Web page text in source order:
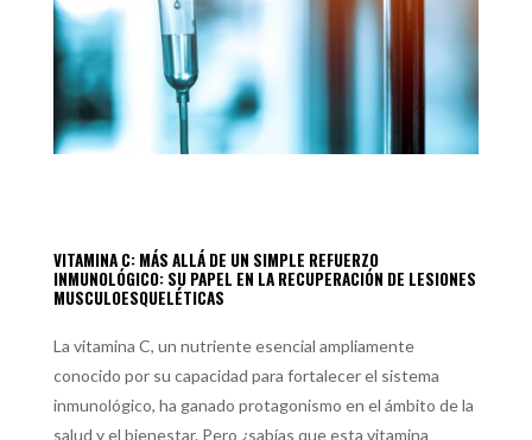
VITAMINA C: MÁS ALLÁ DE UN SIMPLE REFUERZO
INMUNOLÓGICO: SU PAPEL EN LA RECUPERACIÓN DE LESIONES
MUSCULOESQUELÉTICAS
La vitamina C, un nutriente esencial ampliamente
conocido por su capacidad para fortalecer el sistema
inmunológico, ha ganado protagonismo en el ámbito de la
salud y el bienestar. Pero ¿sabías que esta vitamina